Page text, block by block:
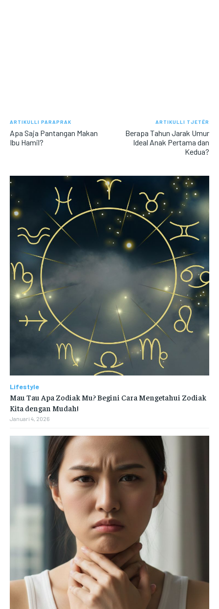
ARTIKULLI PARAPRAK
Apa Saja Pantangan Makan
Ibu Hamil?
ARTIKULLI TJETËR
Berapa Tahun Jarak Umur
Ideal Anak Pertama dan
Kedua?
Lifestyle
Mau Tau Apa Zodiak Mu? Begini Cara Mengetahui Zodiak
Kita dengan Mudah!
Januari 4, 2026